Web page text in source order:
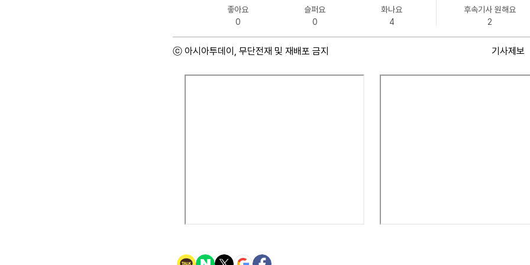
좋아요
0
슬퍼요
0
화나요
4
후속기사 원해요
2
ⓒ 아시아투데이, 무단전재 및 재배포 금지 기사제보